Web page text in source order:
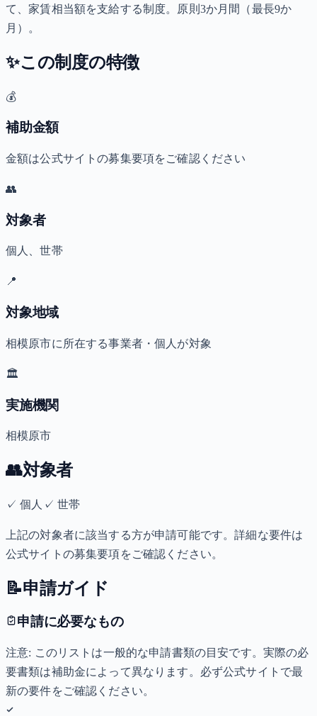
て、家賃相当額を支給する制度。原則3か月間（最長9か
月）。
✨この制度の特徴
💰
補助金額
金額は公式サイトの募集要項をご確認ください
👥
対象者
個人、世帯
📍
対象地域
相模原市に所在する事業者・個人が対象
🏛️
実施機関
相模原市
👥対象者
✓個人 ✓ 世帯
上記の対象者に該当する方が申請可能です。詳細な要件は
公式サイトの募集要項をご確認ください。
📝申請ガイド
申請に必要なもの
注意: このリストは一般的な申請書類の目安です。実際の必
要書類は補助金によって異なります。必ず公式サイトで最
新の要件をご確認ください。